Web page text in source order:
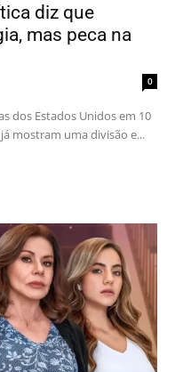
diz que
mas peca na
0
dos Estados Unidos em 10
mostram uma divisão e...